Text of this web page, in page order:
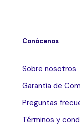
Conócenos
Sobre nosotros
Garantía de
Preguntas
Términos y